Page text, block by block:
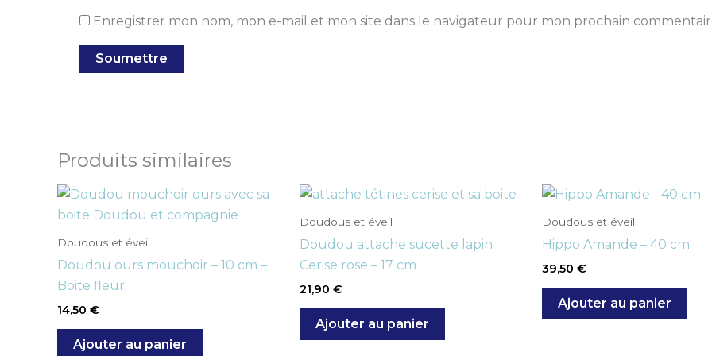
Enregistrer mon nom, mon e-mail et mon site dans le navigateur pour mon prochain
Produits similaires
Doudous et éveil
Doudou ours mouchoir – 10 cm –
Boite fleur
14,50 €
Ajouter au panier
Doudous et éveil
Doudou attache sucette lapin
Cerise rose – 17 cm
21,90 €
Ajouter au panier
Doudous et éveil
Hippo Amande – 40 cm
39,50 €
Ajouter au panier